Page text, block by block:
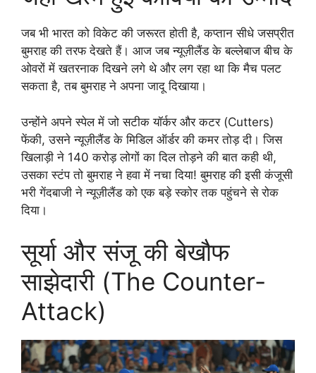
जब भी भारत को विकेट की जरूरत होती है, कप्तान सीधे जसप्रीत
बुमराह की तरफ देखते हैं। आज जब न्यूज़ीलैंड के बल्लेबाज बीच के
ओवरों में खतरनाक दिखने लगे थे और लग रहा था कि मैच पलट
सकता है, तब बुमराह ने अपना जादू दिखाया।
उन्होंने अपने स्पेल में जो सटीक यॉर्कर और कटर (Cutters)
फेंकी, उसने न्यूज़ीलैंड के मिडिल ऑर्डर की कमर तोड़ दी। जिस
खिलाड़ी ने 140 करोड़ लोगों का दिल तोड़ने की बात कही थी,
उसका स्टंप तो बुमराह ने हवा में नचा दिया! बुमराह की इसी कंजूसी
भरी गेंदबाजी ने न्यूज़ीलैंड को एक बड़े स्कोर तक पहुंचने से रोक
दिया।
सूर्या और संजू की बेखौफ
साझेदारी (The Counter-
Attack)